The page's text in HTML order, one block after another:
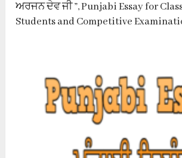
ਅਰਜਨ ਦੇਵ ਜੀ ”, Punjabi Essay for Class
Students and Competitive